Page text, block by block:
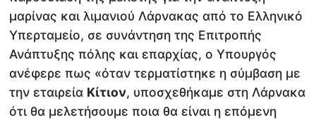
μαρίνας και λιμανιού Λάρνακας από το Ελληνικό
Υπερταμείο, σε συνάντηση της Επιτροπής
Ανάπτυξης πόλης και επαρχίας, ο Υπουργός
ανέφερε πως «όταν τερματίστηκε η σύμβαση με
την εταιρεία Κίτιον, υποσχεθήκαμε στη Λάρνακα
ότι θα μελετήσουμε ποια θα είναι η επόμενη